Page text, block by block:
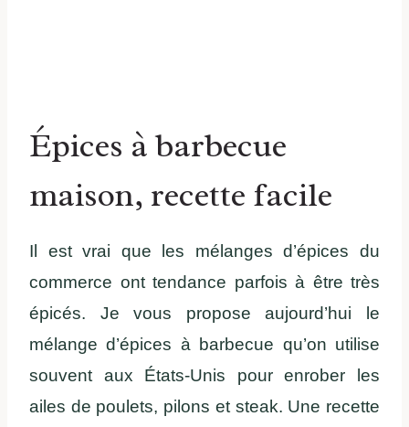
Épices à barbecue
maison, recette facile
Il est vrai que les mélanges d’épices du
commerce ont tendance parfois à être très
épicés. Je vous propose aujourd’hui le
mélange d’épices à barbecue qu’on utilise
souvent aux États-Unis pour enrober les
ailes de poulets, pilons et steak. Une recette